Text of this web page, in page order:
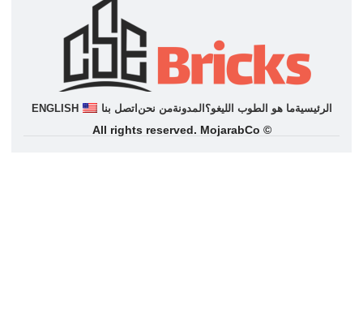
الرئيسيةما هو الطوب اللیغو؟المدونةمن نحناتصل بنا ENGLISH
© All rights reserved. MojarabCo